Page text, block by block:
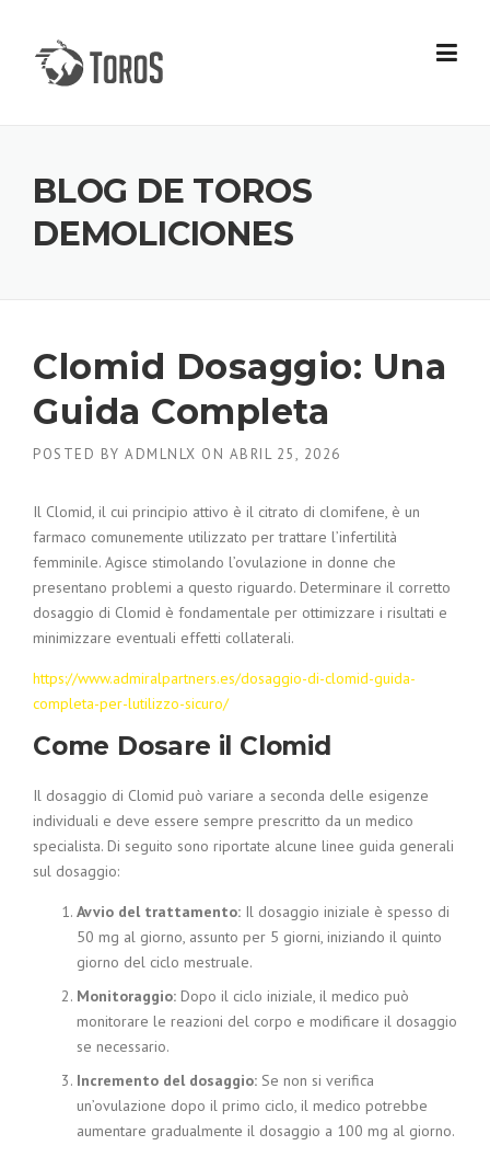
content
BLOG DE TOROS
DEMOLICIONES
Clomid Dosaggio: Una
Guida Completa
POSTED BY ADMLNLX ON ABRIL 25, 2026
Il Clomid, il cui principio attivo è il citrato di clomifene, è un
farmaco comunemente utilizzato per trattare l’infertilità
femminile. Agisce stimolando l’ovulazione in donne che
presentano problemi a questo riguardo. Determinare il corretto
dosaggio di Clomid è fondamentale per ottimizzare i risultati e
minimizzare eventuali effetti collaterali.
https://www.admiralpartners.es/dosaggio-di-clomid-guida-
completa-per-lutilizzo-sicuro/
Come Dosare il Clomid
Il dosaggio di Clomid può variare a seconda delle esigenze
individuali e deve essere sempre prescritto da un medico
specialista. Di seguito sono riportate alcune linee guida generali
sul dosaggio:
Avvio del trattamento: Il dosaggio iniziale è spesso di
50 mg al giorno, assunto per 5 giorni, iniziando il quinto
giorno del ciclo mestruale.
Monitoraggio: Dopo il ciclo iniziale, il medico può
monitorare le reazioni del corpo e modificare il dosaggio
se necessario.
Incremento del dosaggio: Se non si verifica
un’ovulazione dopo il primo ciclo, il medico potrebbe
aumentare gradualmente il dosaggio a 100 mg al giorno.